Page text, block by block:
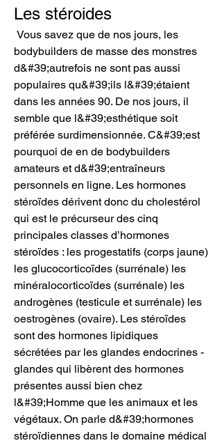
Les stéroides
bodybuilders de masse des monstres
d&#39;autrefois ne sont pas aussi
populaires qu&#39;ils l&#39;étaient
dans les années 90. De nos jours, il
semble que l&#39;esthétique soit
préférée surdimensionnée. C&#39;est
pourquoi de en de bodybuilders
amateurs et d&#39;entraîneurs
personnels en ligne. Les hormones
stéroïdes dérivent donc du cholestérol
qui est le précurseur des cinq
principales classes d’hormones
stéroïdes : les progestatifs (corps jaune)
les glucocorticoïdes (surrénale) les
minéralocorticoïdes (surrénale) les
androgènes (testicule et surrénale) les
oestrogènes (ovaire). Les stéroïdes
sont des hormones lipidiques
sécrétées par les glandes endocrines -
glandes qui libèrent des hormones
présentes aussi bien chez
l&#39;Homme que les animaux et les
végétaux. On parle d&#39;hormones
stéroïdiennes dans le domaine médical